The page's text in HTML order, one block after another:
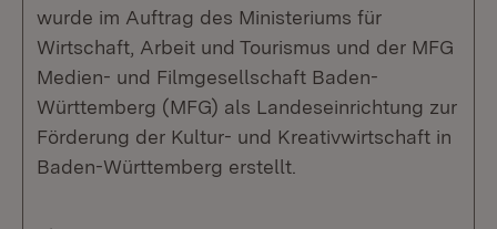
wurde im Auftrag des Ministeriums für
Wirtschaft, Arbeit und Tourismus und der MFG
Medien- und Filmgesellschaft Baden-
Württemberg (MFG) als Landeseinrichtung zur
Förderung der Kultur- und Kreativwirtschaft in
Baden-Württemberg erstellt.